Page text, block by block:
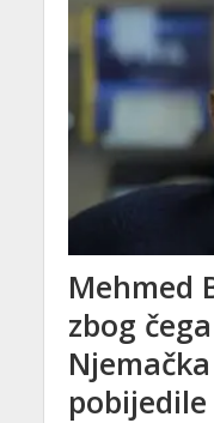
Mehmed
zbog
pobijedile